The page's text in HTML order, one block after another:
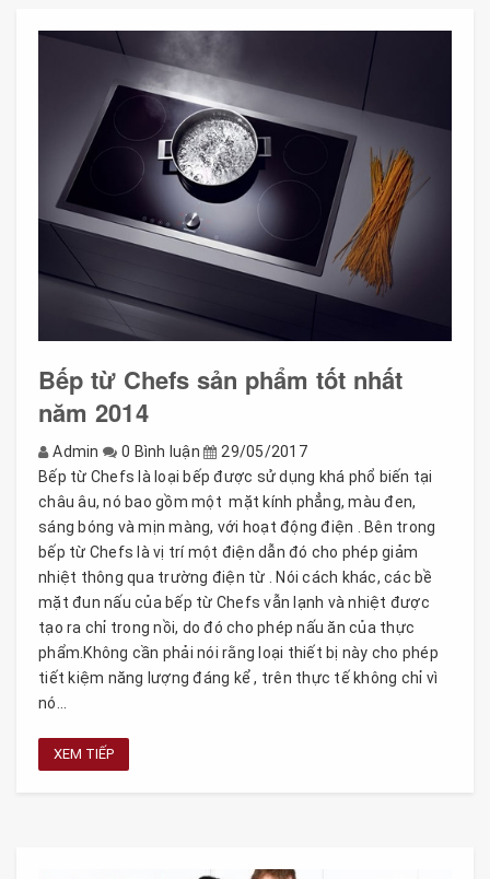
Bếp từ Chefs sản phẩm tốt nhất
năm 2014
Admin 0 Bình luận
29/05/2017
Bếp từ Chefs là loại bếp được sử dụng khá phổ biến tại
châu âu, nó bao gồm một mặt kính phẳng, màu đen,
sáng bóng và mịn màng, với hoạt động điện . Bên trong
bếp từ Chefs là vị trí một điện dẫn đó cho phép giảm
nhiệt thông qua trường điện từ . Nói cách khác, các bề
mặt đun nấu của bếp từ Chefs vẫn lạnh và nhiệt được
tạo ra chỉ trong nồi, do đó cho phép nấu ăn của thực
phẩm.Không cần phải nói rằng loại thiết bị này cho phép
tiết kiệm năng lượng đáng kể , trên thực tế không chỉ vì
nó...
XEM TIẾP